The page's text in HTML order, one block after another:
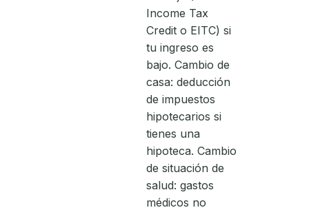
Income Tax
Credit o EITC) si
tu ingreso es
bajo. Cambio de
casa: deducción
de impuestos
hipotecarios si
tienes una
hipoteca. Cambio
de situación de
salud: gastos
médicos no